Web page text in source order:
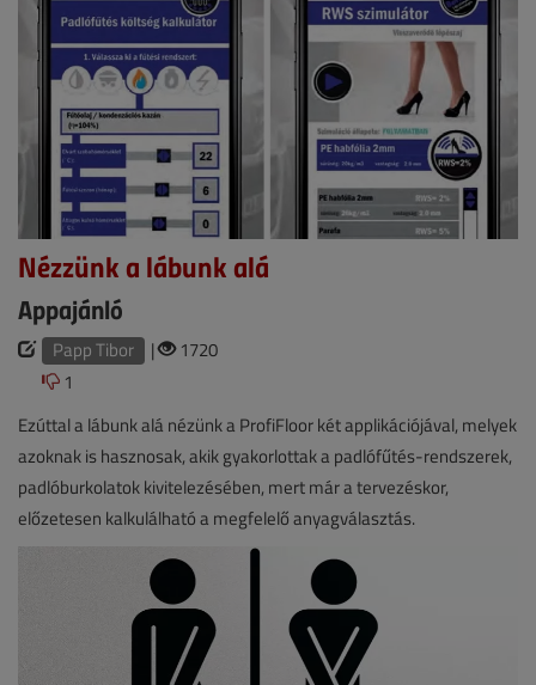
Nézzünk a lábunk alá
Appajánló
Papp Tibor |
1720
1
Ezúttal a lábunk alá nézünk a ProfiFloor két applikációjával, melyek
azoknak is hasznosak, akik gyakorlottak a padlófűtés-rendszerek,
padlóburkolatok kivitelezésében, mert már a tervezéskor,
előzetesen kalkulálható a megfelelő anyagválasztás.